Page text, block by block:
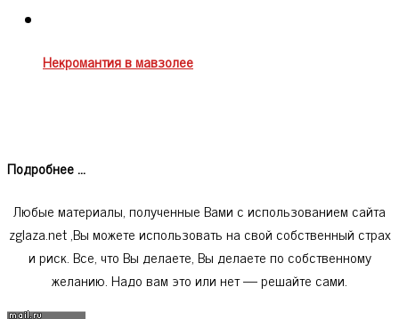
Некромантия в мавзолее
Подробнее ...
Любые материалы, полученные Вами с использованием сайта
zglaza.net ,Вы можете использовать на свой собственный страх
и риск. Все, что Вы делаете, Вы делаете по собственному
желанию. Надо вам это или нет — решайте сами.